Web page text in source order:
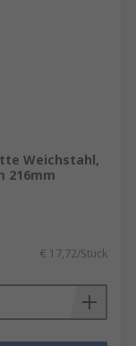
Weichstahl,
216mm
€ 17,72/Stück